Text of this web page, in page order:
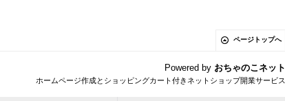
ページトップへ
Powered by おちゃのこネット
ホームページ作成とショッピングカート付きネットショップ開業サービス